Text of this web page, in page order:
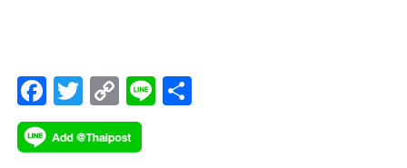
F
ac
e
T
wi
tt
C
o
p
Li